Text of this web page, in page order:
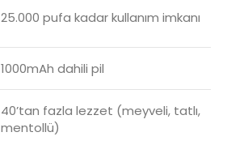
25.000 pufa kadar kullanım imkanı
1000mAh dahili pil
40’tan fazla lezzet (meyveli, tatlı,
mentollü)